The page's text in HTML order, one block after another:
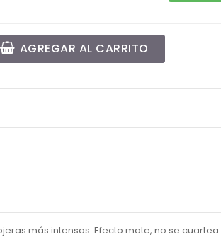
AGREGAR AL CARRITO
más intensas. Efecto mate, no se cuartea.